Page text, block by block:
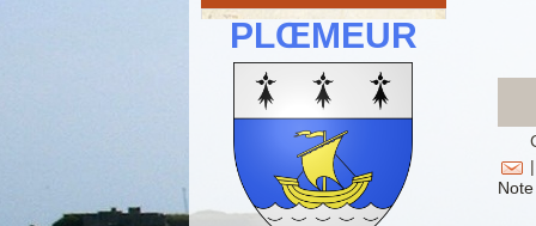
PLŒMEUR